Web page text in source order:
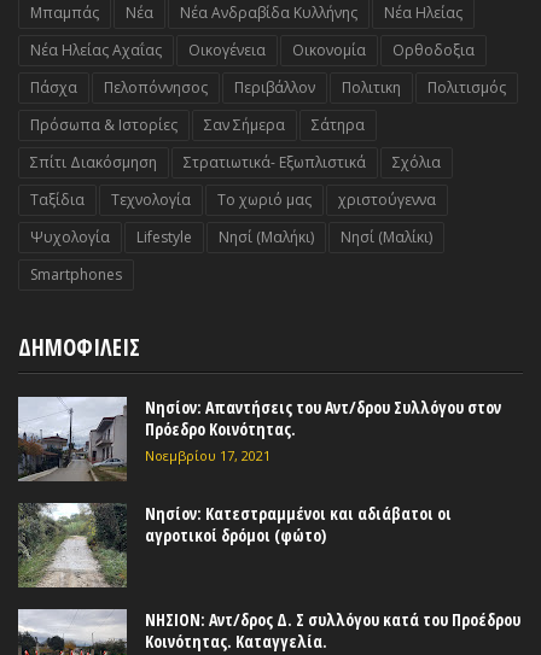
Μπαμπάς
Νέα Νέα Ανδραβίδα Κυλλήνης
Νέα Ηλείας
Νέα Ηλείας Αχαΐας
Οικογένεια Οικονομία
Ορθοδοξια
Πάσχα
Πελοπόννησος Περιβάλλον Πολιτικη
Πολιτισμός
Πρόσωπα & Ιστορίες
Σαν Σήμερα
Σάτηρα
Σπίτι Διακόσμηση
Στρατιωτικά- Εξωπλιστικά
Σχόλια
Ταξίδια
Τεχνολογία Το χωριό μας
χριστούγεννα
Ψυχολογία
Lifestyle Nησί (Μαλήκι)
Nησί (Μαλίκι)
Smartphones
ΔΗΜΟΦΙΛΕΙΣ
Νησίον: Απαντήσεις του Αντ/δρου Συλλόγου στον
Πρόεδρο Κοινότητας.
Νοεμβρίου 17, 2021
Νησίον: Κατεστραμμένοι και αδιάβατοι οι
αγροτικοί δρόμοι (φώτο)
ΝΗΣΙΟΝ: Αντ/δρος Δ. Σ συλλόγου κατά του Προέδρου
Κοινότητας. Καταγγελία.